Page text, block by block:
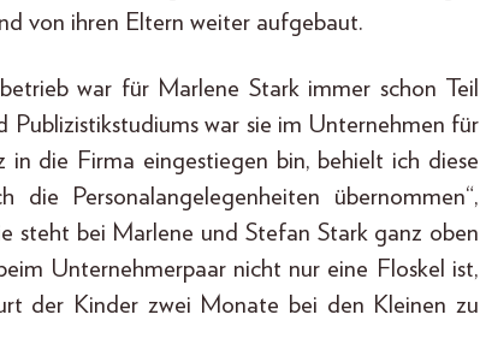
von ihren Eltern weiter aufgebaut.
war für Marlene Stark immer schon Teil
Publizistikstudiums war sie im Unternehmen für
die Firma eingestiegen bin, behielt ich diese
Personalangelegenheiten übernommen“,
steht bei Marlene und Stefan Stark ganz oben
Unternehmerpaar nicht nur eine Floskel ist,
der Kinder zwei Monate bei den Kleinen zu